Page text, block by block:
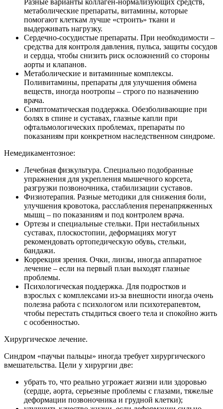
Разные варианты коллаген-нормализующих средств,
метаболические препараты, витамины, которые
помогают клеткам лучше «строить» ткани и
выдерживать нагрузку.
Сердечно‑сосудистые препараты. При необходимости –
средства для контроля давления, пульса, защиты сосудов
и сердца, чтобы снизить риск осложнений со стороны
аорты и клапанов.
Метаболические и витаминные комплексы.
Поливитамины, препараты для улучшения обмена
веществ, иногда ноотропы – строго по назначению
врача.
Симптоматическая поддержка. Обезболивающие при
болях в спине и суставах, глазные капли при
офтальмологических проблемах, препараты по
показаниям при конкретном наследственном синдроме.
Немедикаментозное:
Лечебная физкультура. Специально подобранные
упражнения для укрепления мышечного корсета,
разгрузки позвоночника, стабилизации суставов.
Физиотерапия. Разные методики для снижения боли,
улучшения кровотока, расслабления перенапряженных
мышц – по показаниям и под контролем врача.
Ортезы и специальные стельки. При нестабильных
суставах, плоскостопии, деформациях могут
рекомендовать ортопедическую обувь, стельки,
бандажи.
Коррекция зрения. Очки, линзы, иногда аппаратное
лечение – если на первый план выходят глазные
проблемы.
Психологическая поддержка. Для подростков и
взрослых с комплексами из‑за внешности иногда очень
полезна работа с психологом или психотерапевтом,
чтобы перестать стыдиться своего тела и спокойно жить
с особенностью.
Хирургическое лечение.
Синдром «паучьи пальцы» иногда требует хирургического
вмешательства. Цели у хирургии две:
убрать то, что реально угрожает жизни или здоровью
(сердце, аорта, серьезные проблемы с глазами, тяжелые
деформации позвоночника и грудной клетки);